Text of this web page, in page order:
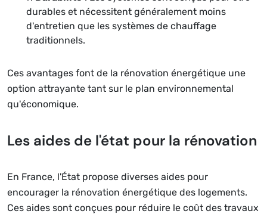
durables et nécessitent généralement moins
d'entretien que les systèmes de chauffage
traditionnels.
Ces avantages font de la rénovation énergétique une
option attrayante tant sur le plan environnemental
qu'économique.
Les aides de l'état pour la rénovation
En France, l'État propose diverses aides pour
encourager la rénovation énergétique des logements.
Ces aides sont conçues pour réduire le coût des travaux